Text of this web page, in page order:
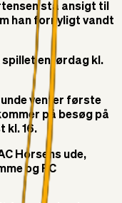
stå ansigt til
han fornyligt vandt
en lørdag kl.
venter første
på besøg på
kl. 16.
Horsens ude,
og FC